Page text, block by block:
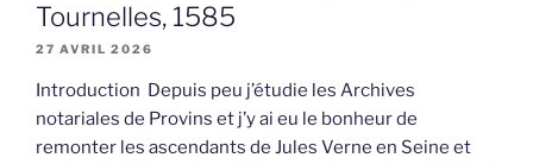
Tournelles, 1585
27 AVRIL 2026
Introduction Depuis peu j’étudie les Archives
notariales de Provins et j’y ai eu le bonheur de
remonter les ascendants de Jules Verne en Seine et